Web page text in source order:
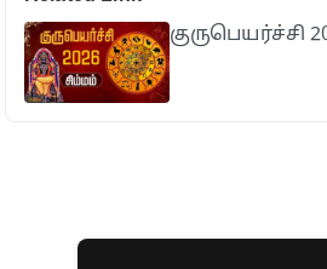
குருபெயர்ச்சி